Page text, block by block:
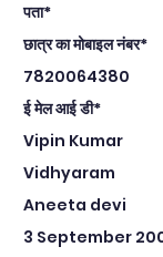
पता*
छात्र का मोबाइल नंबर*
7820064380
ई मेल आई डी*
Vipin Kumar
Vidhyaram
Aneeta devi
3 September